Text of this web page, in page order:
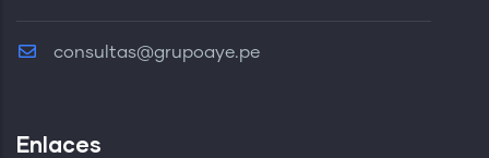
consultas@grupoaye.pe
Enlaces